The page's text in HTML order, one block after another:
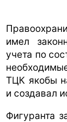
имел
учета по
ТЦК якобы
и создавал
Фигуранта